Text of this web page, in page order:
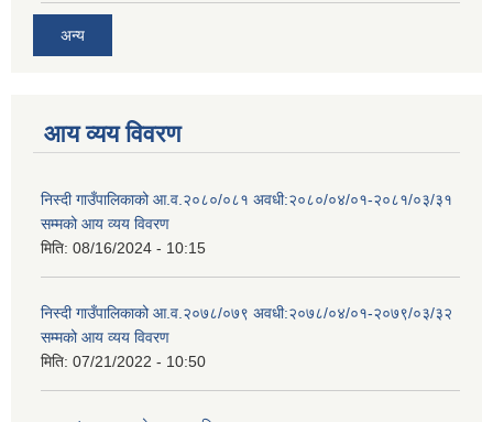
अन्य
आय व्यय विवरण
निस्दी गाउँपालिकाको आ.व.२०८०/०८१ अवधी:२०८०/०४/०१-२०८१/०३/३१
सम्मको आय व्यय विवरण
मिति: 08/16/2024 - 10:15
निस्दी गाउँपालिकाको आ.व.२०७८/०७९ अवधी:२०७८/०४/०१-२०७९/०३/३२
सम्मको आय व्यय विवरण
मिति: 07/21/2022 - 10:50